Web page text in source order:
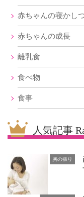
赤ちゃんの寝かし
赤ちゃんの成長
離乳食
食べ物
食事
人気記事
胸の張り